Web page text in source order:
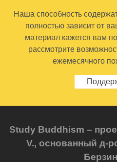
Наша способность
полностью зависит от
материал кажется вам
рассмотрите
ежемесячного
Study Buddhism –
V., основанный д-